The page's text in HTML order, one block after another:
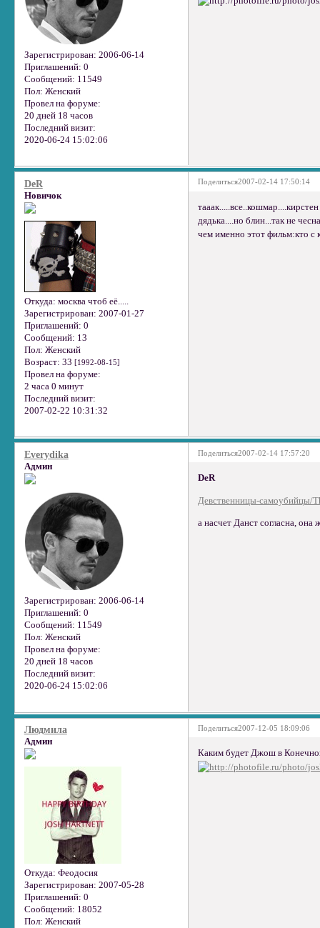
Зарегистрирован: 2006-06-14
Приглашений: 0
Сообщений: 11549
Пол: Женский
Провел на форуме:
20 дней 18 часов
Последний визит:
2020-06-24 15:02:06
Поделиться2007-02-14 17:50:14
DeR
Новичок
Откуда: москва чтоб её.....
Зарегистрирован: 2007-01-27
Приглашений: 0
Сообщений: 13
Пол: Женский
Возраст: 33 [1992-08-15]
Провел на форуме:
2 часа 0 минут
Последний визит:
2007-02-22 10:31:32
дядька....но блин...так не
чем именно этот фильм:кто с
Поделиться2007-02-14 17:57:20
Everydika
Админ
Зарегистрирован: 2006-06-14
Приглашений: 0
Сообщений: 11549
Пол: Женский
Провел на форуме:
20 дней 18 часов
Последний визит:
2020-06-24 15:02:06
DeR
Девственницы-самоубийцы/
а насчет Данст согласна, она
Поделиться2007-12-05 18:09:06
Людмила
Админ
Откуда: Феодосия
Зарегистрирован: 2007-05-28
Приглашений: 0
Сообщений: 18052
Пол: Женский
Каким будет Джош в